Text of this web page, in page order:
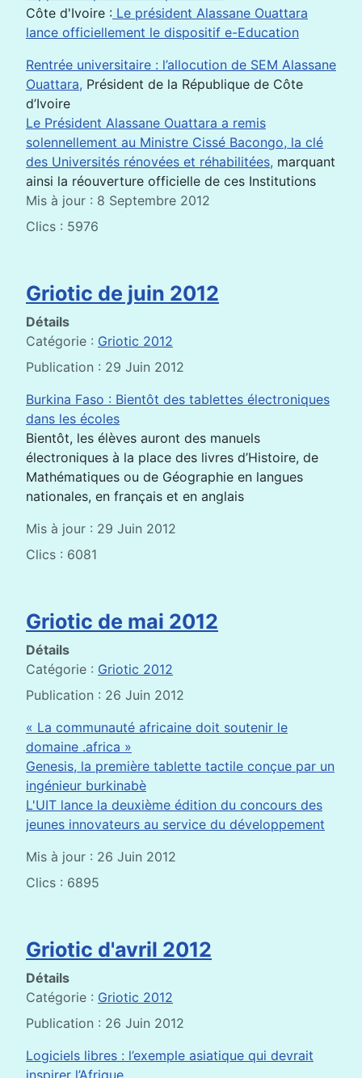
Côte d'Ivoire : Le président Alassane Ouattara
lance officiellement le dispositif e-Education
Rentrée universitaire : l’allocution de SEM Alassane
Ouattara, Président de la République de Côte
d’Ivoire
Le Président Alassane Ouattara a remis
solennellement au Ministre Cissé Bacongo, la clé
des Universités rénovées et réhabilitées, marquant
ainsi la réouverture officielle de ces Institutions
Mis à jour : 8 Septembre 2012
Clics : 5976
Griotic de juin 2012
Détails
Catégorie : Griotic 2012
Publication : 29 Juin 2012
Burkina Faso : Bientôt des tablettes électroniques
dans les écoles
Bientôt, les élèves auront des manuels
électroniques à la place des livres d’Histoire, de
Mathématiques ou de Géographie en langues
nationales, en français et en anglais
Mis à jour : 29 Juin 2012
Clics : 6081
Griotic de mai 2012
Détails
Catégorie : Griotic 2012
Publication : 26 Juin 2012
« La communauté africaine doit soutenir le
domaine .africa »
Genesis, la première tablette tactile conçue par un
ingénieur burkinabè
L'UIT lance la deuxième édition du concours des
jeunes innovateurs au service du développement
Mis à jour : 26 Juin 2012
Clics : 6895
Griotic d'avril 2012
Détails
Catégorie : Griotic 2012
Publication : 26 Juin 2012
Logiciels libres : l’exemple asiatique qui devrait
inspirer l’Afrique